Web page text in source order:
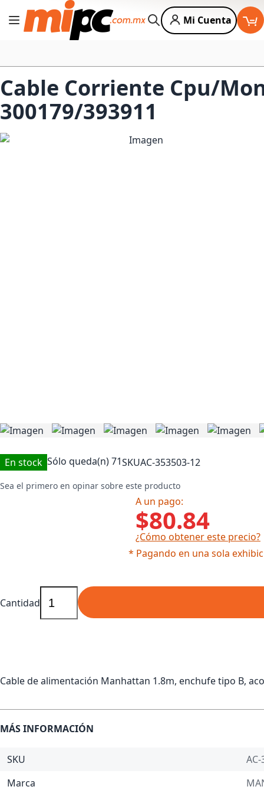
Cambiar Nav
Buscar
Mi Cuenta
Cable Corriente Cpu/
300179/393911
En stock Sólo queda(n)71SKUAC-353503-12
Sea el primero en opinar sobre este producto
A un pago:
$80.84
¿Cómo obtener este precio?
* Pagando en una sola
Cantidad
Cable de alimentación Manhattan 1.8m, enchufe tipo B,
MÁS INFORMACIÓN
SKU
Marca